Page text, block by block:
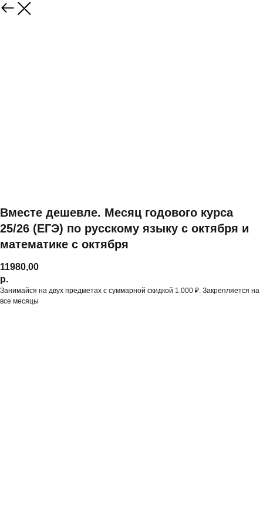
Вместе дешевле. Месяц годового курса
25/26 (ЕГЭ) по русскому языку с октября и
математике с октября
11980,00
р.
Занимайся на двух предметах с суммарной скидкой 1.000 ₽. Закрепляется на
все месяцы